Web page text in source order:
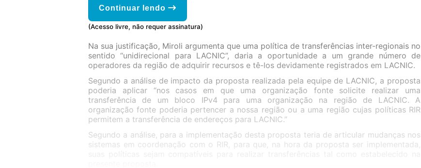
Continuar lendo
(Acesso livre, não requer assinatura)
Na sua justificação, Miroli argumenta que uma política de transferências inter-regionais no
sentido “unidirecional para LACNIC”, daria a oportunidade a um grande número de
operadores da região de adquirir recursos e tê-los devidamente registrados em LACNIC.
Segundo a análise de impacto da proposta realizada pela equipe de LACNIC, a proposta
poderia aplicar “nos casos em que uma organização fonte solicite realizar uma
transferência de um bloco IPv4 para uma organização na região de LACNIC. A
organização fonte poderia pertencer a nossa região ou a uma região cujas políticas RIR
permitem a transferência de endereços para LACNIC.”
Segundo a análise, para a implementação desta proposta teria de articular mudanças nos
sistemas em coordenação com o RIR, para que, na hora da proposta ser implementada,